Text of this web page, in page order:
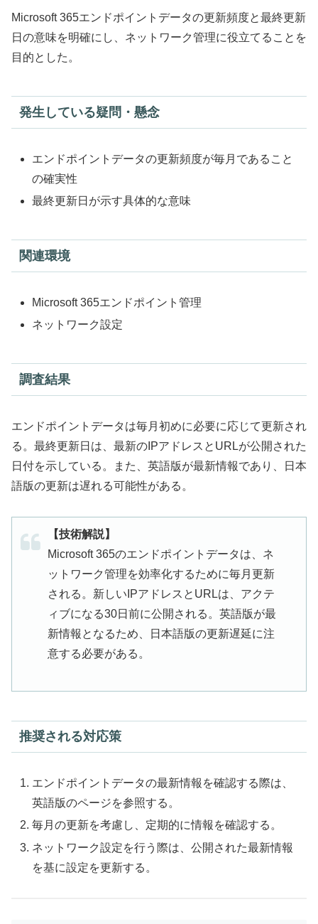
Microsoft 365エンドポイントデータの更新頻度と最終更新
日の意味を明確にし、ネットワーク管理に役立てることを
目的とした。
発生している疑問・懸念
エンドポイントデータの更新頻度が毎月であること
の確実性
最終更新日が示す具体的な意味
関連環境
Microsoft 365エンドポイント管理
ネットワーク設定
調査結果
エンドポイントデータは毎月初めに必要に応じて更新され
る。最終更新日は、最新のIPアドレスとURLが公開された
日付を示している。また、英語版が最新情報であり、日本
語版の更新は遅れる可能性がある。
【技術解説】
Microsoft 365のエンドポイントデータは、ネ
ットワーク管理を効率化するために毎月更新
される。新しいIPアドレスとURLは、アクテ
ィブになる30日前に公開される。英語版が最
新情報となるため、日本語版の更新遅延に注
意する必要がある。
推奨される対応策
エンドポイントデータの最新情報を確認する際は、
英語版のページを参照する。
毎月の更新を考慮し、定期的に情報を確認する。
ネットワーク設定を行う際は、公開された最新情報
を基に設定を更新する。